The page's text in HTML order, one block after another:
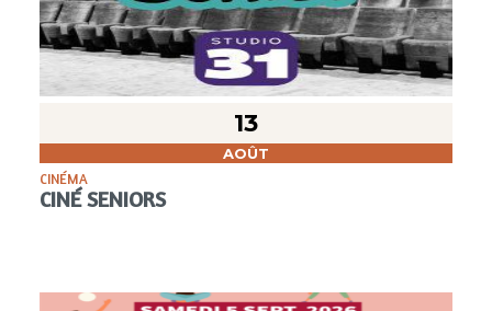
13
AOÛT
CINÉMA
CINÉ SENIORS